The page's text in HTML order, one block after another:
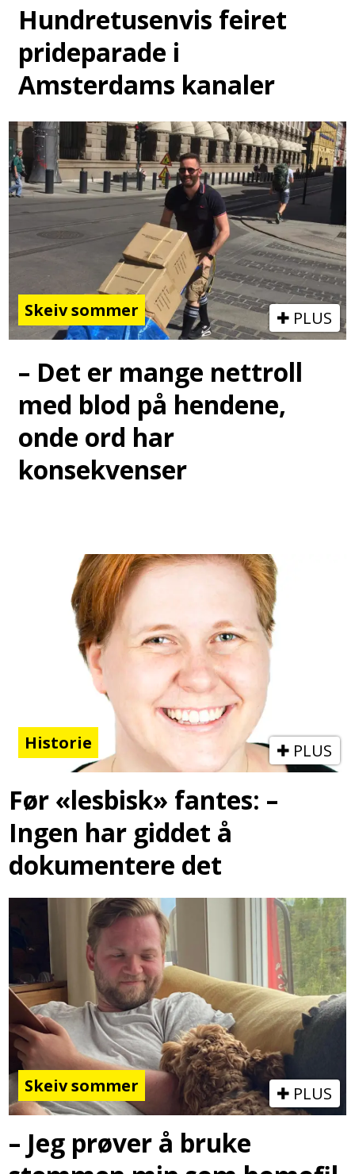
Hundretusenvis feiret
prideparade i
Amsterdams kanaler
Skeiv sommer PLUS
– Det er mange nettroll
med blod på hendene,
onde ord har
konsekvenser
Historie PLUS
Før «lesbisk» fantes: –
Ingen har giddet å
dokumentere det
Skeiv sommer PLUS
– Jeg prøver å bruke